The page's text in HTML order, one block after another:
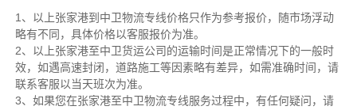
1、以上张家港到中卫物流专线价格只作为参考报价，随市场浮动
略有不同，具体价格以客服报价为准。
2、以上张家港至中卫货运公司的运输时间是正常情况下的一般时
效，如遇高速封闭，道路施工等因素略有差异，如需准确时间，请
联系客服以当天班次为准。
3、如果您在张家港至中卫物流专线服务过程中，有任何疑问，请